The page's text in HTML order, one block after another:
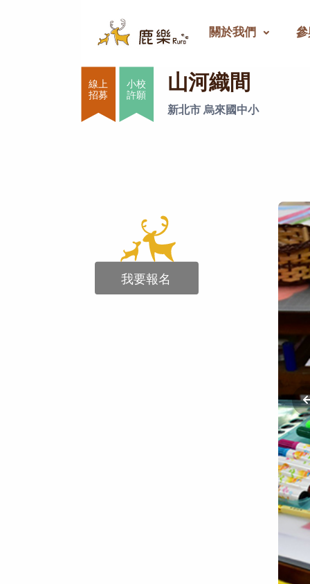
關於我們
山河織間
小校
許願
山河織間
新北市 烏來國中小